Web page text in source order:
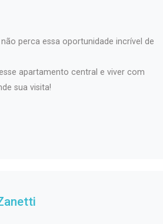
perca essa oportunidade incrível de
apartamento central e viver com
sua visita!